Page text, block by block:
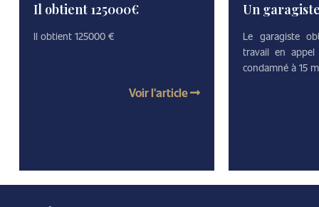
Il obtient 125000€
Il obtient 125000 €
Voir l'article
Un
Le garagiste
travail en appel
condamné à 15